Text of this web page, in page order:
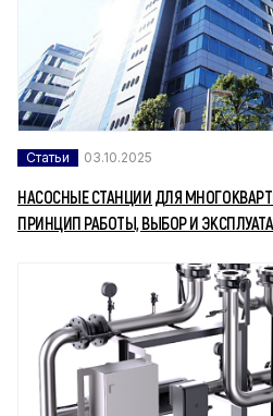
Статьи 03.10.2025
НАСОСНЫЕ СТАНЦИИ ДЛЯ
ПРИНЦИП РАБОТЫ, ВЫБОР И